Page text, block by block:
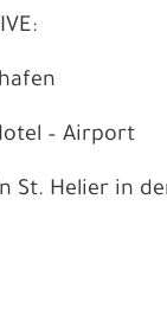
– Airport
St. Helier in